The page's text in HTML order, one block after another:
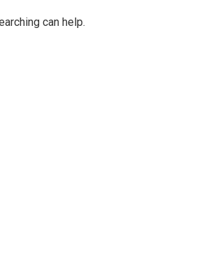
can help.